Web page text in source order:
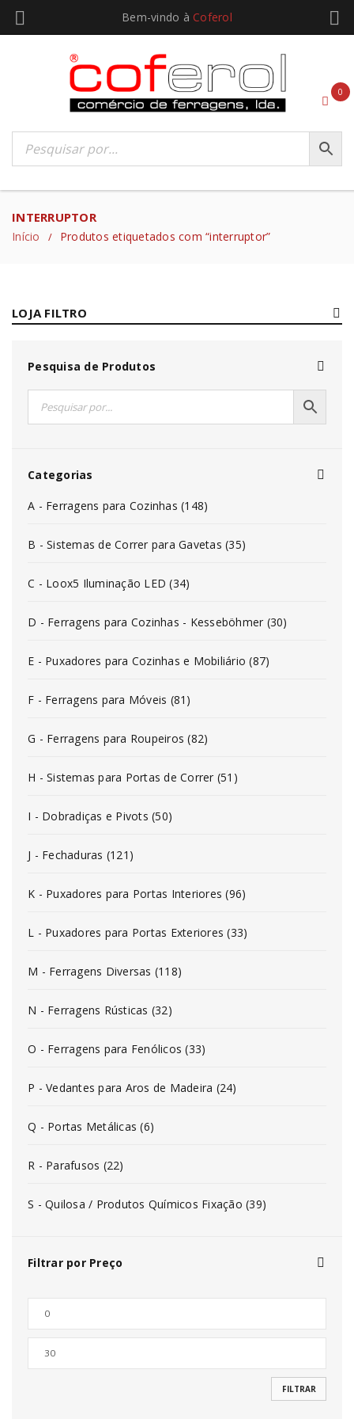
Bem-vindo à Coferol
0
INTERRUPTOR
Início / Produtos etiquetados com “interruptor”
LOJA FILTRO
Pesquisa de Produtos
Categorias
A - Ferragens para Cozinhas (148)
B - Sistemas de Correr para Gavetas (35)
C - Loox5 Iluminação LED (34)
D - Ferragens para Cozinhas - Kesseböhmer (30)
E - Puxadores para Cozinhas e Mobiliário (87)
F - Ferragens para Móveis (81)
G - Ferragens para Roupeiros (82)
H - Sistemas para Portas de Correr (51)
I - Dobradiças e Pivots (50)
J - Fechaduras (121)
K - Puxadores para Portas Interiores (96)
L - Puxadores para Portas Exteriores (33)
M - Ferragens Diversas (118)
N - Ferragens Rústicas (32)
O - Ferragens para Fenólicos (33)
P - Vedantes para Aros de Madeira (24)
Q - Portas Metálicas (6)
R - Parafusos (22)
S - Quilosa / Produtos Químicos Fixação (39)
Filtrar por Preço
FILTRAR